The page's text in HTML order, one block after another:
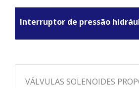
Interruptor de pressão
VÁLVULAS SOLENOIDES